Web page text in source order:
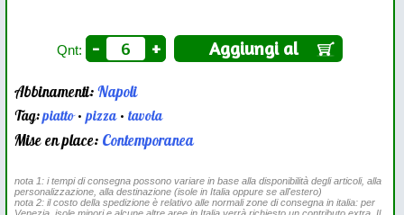
Qnt: - + Aggiungi al
Abbinamenti:Napoli
Tag:piatto•pizza•tavola
Mise en place: Contemporanea
nota 1: i tempi di consegna possono variare in base alla disponibilità degli articoli, alla
personalizzazione, alla destinazione (isole in Italia oppure se all'estero)
nota 2: il costo della spedizione è relativo alle normali zone di consegna in italia: per